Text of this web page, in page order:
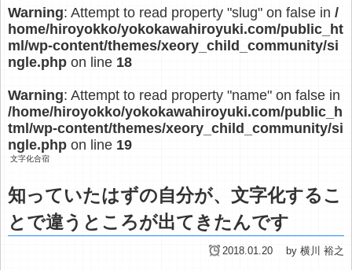
Warning: Attempt to read property "slug" on false in /
home/hiroyokko/yokokawahiroyuki.com/public_ht
ml/wp-content/themes/xeory_child_community/si
ngle.phpon line 18
Warning: Attempt to read property "name" on false in
/home/hiroyokko/yokokawahiroyuki.com/public_h
tml/wp-content/themes/xeory_child_community/si
ngle.phpon line 19
文字化合宿
知っていたはずの自分が、文字化するこ
とで違うところが出てきたんです
2018.01.20 by 横川 裕之